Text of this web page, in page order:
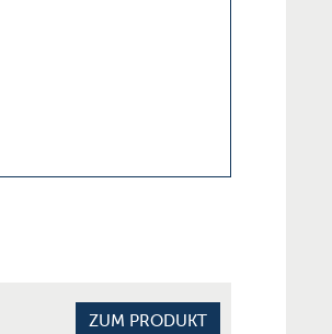
ZUM PRODUKT